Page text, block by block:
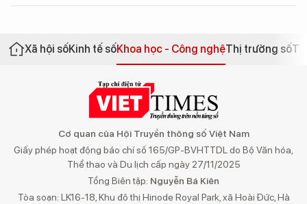
Xã hội sốKinh tế sốKhoa học - Công nghệThị trường số
Cơ quan của Hội Truyền thông số Việt Nam
Giấy phép hoạt động báo chí số 165/GP-BVHTTDL do Bộ Văn hóa,
Thể thao và Du lịch cấp ngày 27/11/2025
Tổng Biên tập: Nguyễn Bá Kiên
Tòa soạn: LK16-18, Khu đô thị Hinode Royal Park, xã Hoài Đức, Hà